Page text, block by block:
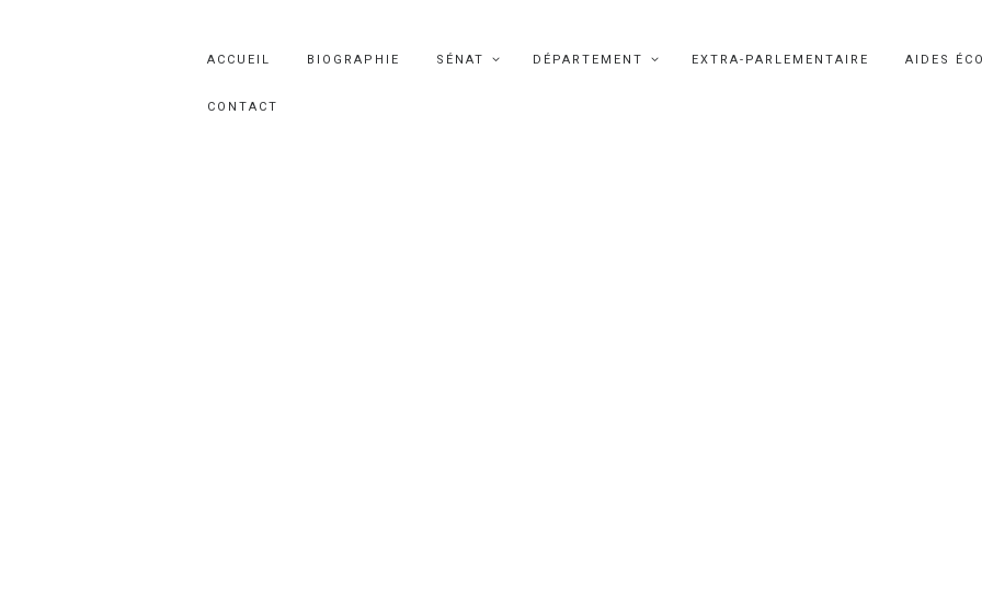
ACCUEIL BIOGRAPHIE SÉNAT DÉPARTEMENT EXTRA-PARLEMENTAIRE AIDES
CONTACT